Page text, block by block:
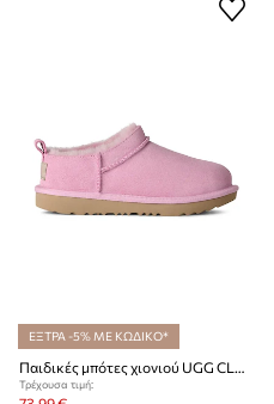
ΕΞΤΡΑ -5% ΜΕ ΚΩΔΙΚΟ*
Παιδικές μπότες χιονιού UGG CLASSIC MICRO
Τρέχουσα τιμή: